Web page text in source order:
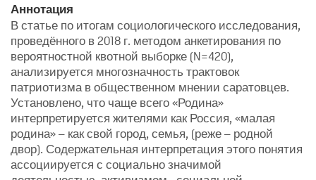
Аннотация
В статье по итогам социологического исследования,
проведённого в 2018 г. методом анкетирования по
вероятностной квотной выборке (N=420),
анализируется многозначность трактовок
патриотизма в общественном мнении саратовцев.
Установлено, что чаще всего «Родина»
интерпретируется жителями как Россия, «малая
родина» – как свой город, семья, (реже – родной
двор). Содержательная интерпретация этого понятия
ассоциируется с социально значимой